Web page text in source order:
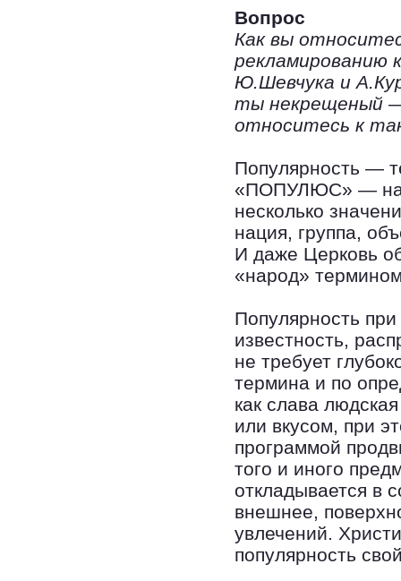
Вопрос
Как вы
рекламированию
Ю.Шевчука и
ты некрещеный
относитесь к
Популярность —
«ПОПУЛЮС» —
несколько
нация, группа,
И даже Церковь
«народ»
Популярность
известность,
не требует
термина и по
как слава
или вкусом, при
программой
того и иного
откладывается в
внешнее,
увлечений.
популярность